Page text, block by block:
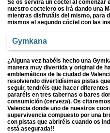
Se os servirá un cóctel al comenzar
nuestro coctelero os irá dando una
mientras disfrutáis del mismo, para
mismos el segundo cóctel con las
Gymkana
¿Alguna vez habéis hecho una
manera muy divertida y original de
emblemáticos de la ciudad de
resolviendo divertidísimas pistas
seguir, tendréis que hacer
pararéis en tres tabernas o bares
consumición (cerveza). Os
Valencia donde uno de nuestros
supervivencia compuesto por una
con pistas que abriréis cuando os
está asegurada!!